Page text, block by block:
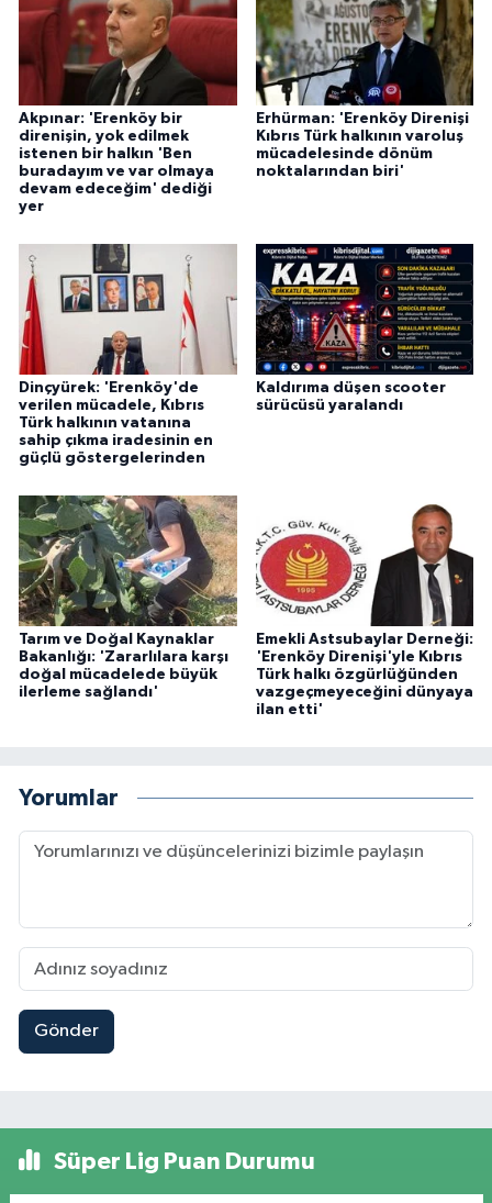
Akpınar: 'Erenköy bir
direnişin, yok edilmek
istenen bir halkın 'Ben
buradayım ve var olmaya
devam edeceğim' dediği
yer
Erhürman: 'Erenköy Direnişi
Kıbrıs Türk halkının varoluş
mücadelesinde dönüm
noktalarından biri'
Dinçyürek: 'Erenköy'de
verilen mücadele, Kıbrıs
Türk halkının vatanına
sahip çıkma iradesinin en
güçlü göstergelerinden
Kaldırıma düşen scooter
sürücüsü yaralandı
Tarım ve Doğal Kaynaklar
Bakanlığı: 'Zararlılara karşı
doğal mücadelede büyük
ilerleme sağlandı'
Emekli Astsubaylar Derneği:
'Erenköy Direnişi'yle Kıbrıs
Türk halkı özgürlüğünden
vazgeçmeyeceğini dünyaya
ilan etti'
Yorumlar
Gönder
Süper Lig Puan Durumu